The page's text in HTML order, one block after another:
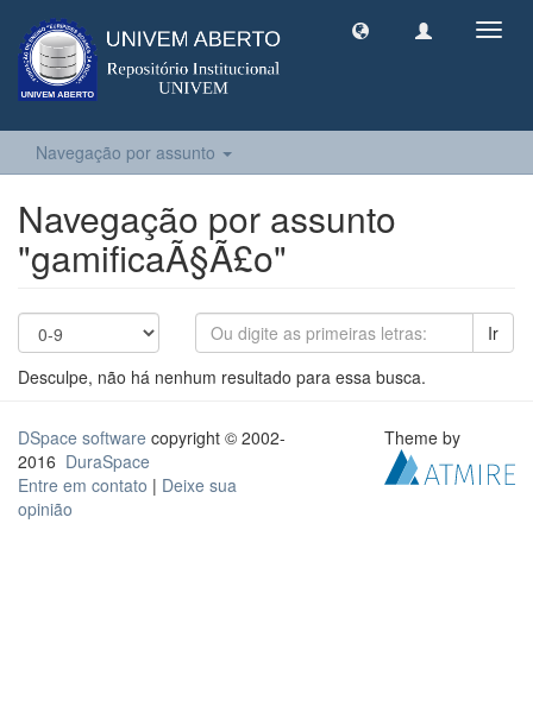
Navegação por assunto
Navegação por assunto
"gamificaÃ§Ã£o"
Ir
Desculpe, não há nenhum resultado para essa busca.
DSpace software copyright © 2002-
2016 DuraSpace
Entre em contato | Deixe sua
opinião
Theme by